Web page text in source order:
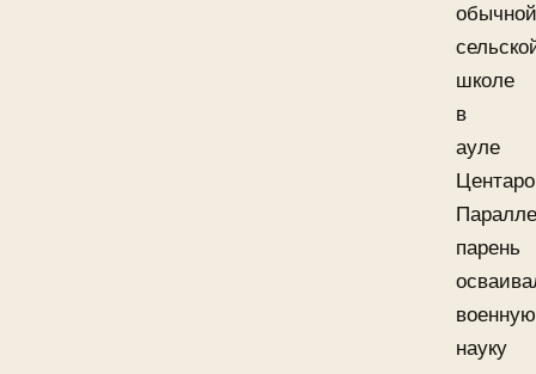
школе
в
ауле
парень
военную
науку